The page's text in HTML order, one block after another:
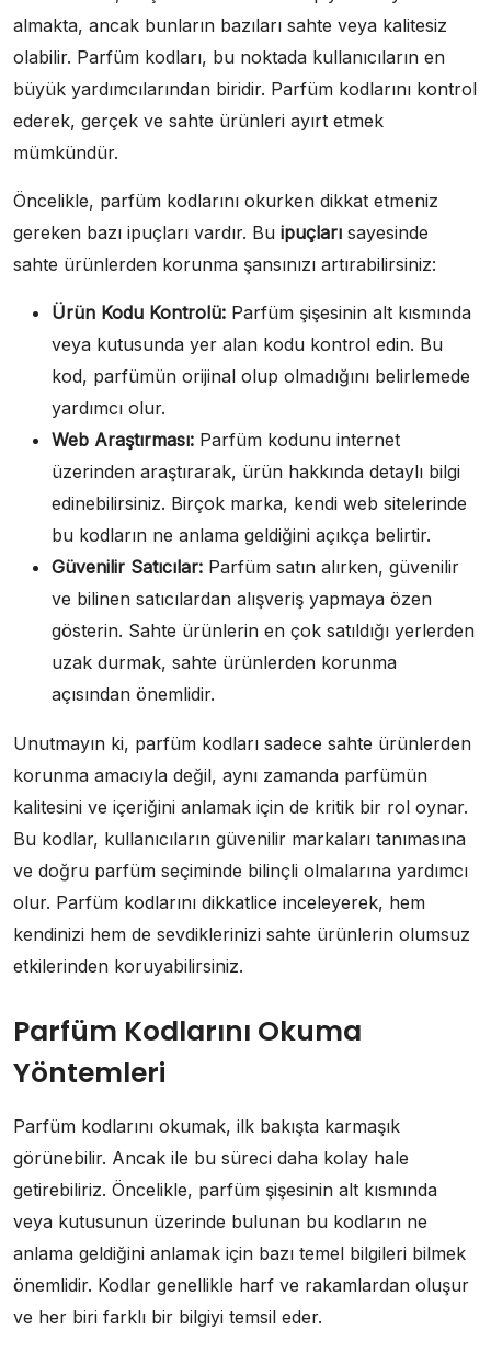
almakta, ancak bunların bazıları sahte veya kalitesiz
olabilir. Parfüm kodları, bu noktada kullanıcıların en
büyük yardımcılarından biridir. Parfüm kodlarını kontrol
ederek, gerçek ve sahte ürünleri ayırt etmek
mümkündür.
Öncelikle, parfüm kodlarını okurken dikkat etmeniz
gereken bazı ipuçları vardır. Bu ipuçları sayesinde
sahte ürünlerden korunma şansınızı artırabilirsiniz:
Ürün Kodu Kontrolü: Parfüm şişesinin alt kısmında
veya kutusunda yer alan kodu kontrol edin. Bu
kod, parfümün orijinal olup olmadığını belirlemede
yardımcı olur.
Web Araştırması: Parfüm kodunu internet
üzerinden araştırarak, ürün hakkında detaylı bilgi
edinebilirsiniz. Birçok marka, kendi web sitelerinde
bu kodların ne anlama geldiğini açıkça belirtir.
Güvenilir Satıcılar: Parfüm satın alırken, güvenilir
ve bilinen satıcılardan alışveriş yapmaya özen
gösterin. Sahte ürünlerin en çok satıldığı yerlerden
uzak durmak, sahte ürünlerden korunma
açısından önemlidir.
Unutmayın ki, parfüm kodları sadece sahte ürünlerden
korunma amacıyla değil, aynı zamanda parfümün
kalitesini ve içeriğini anlamak için de kritik bir rol oynar.
Bu kodlar, kullanıcıların güvenilir markaları tanımasına
ve doğru parfüm seçiminde bilinçli olmalarına yardımcı
olur. Parfüm kodlarını dikkatlice inceleyerek, hem
kendinizi hem de sevdiklerinizi sahte ürünlerin olumsuz
etkilerinden koruyabilirsiniz.
Parfüm Kodlarını Okuma
Yöntemleri
Parfüm kodlarını okumak, ilk bakışta karmaşık
görünebilir. Ancak ile bu süreci daha kolay hale
getirebiliriz. Öncelikle, parfüm şişesinin alt kısmında
veya kutusunun üzerinde bulunan bu kodların ne
anlama geldiğini anlamak için bazı temel bilgileri bilmek
önemlidir. Kodlar genellikle harf ve rakamlardan oluşur
ve her biri farklı bir bilgiyi temsil eder.